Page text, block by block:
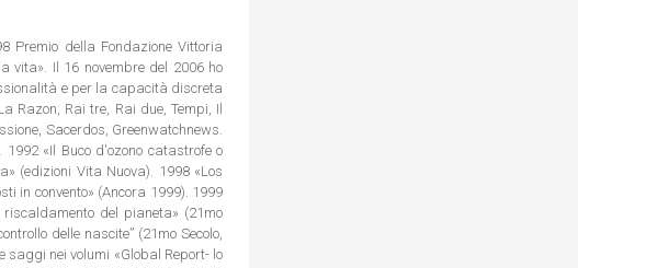
Premio della Fondazione Vittoria
vita». Il 16 novembre del 2006 ho
e per la capacità discreta
Razon, Rai tre, Rai due, Tempi, Il
Sacerdos, Greenwatchnews.
«Il Buco d'ozono catastrofe o
(edizioni Vita Nuova). 1998 «Los
in convento» (Ancora 1999). 1999
del pianeta» (21mo
delle nascite” (21mo Secolo,
saggi nei volumi «Global Report- lo